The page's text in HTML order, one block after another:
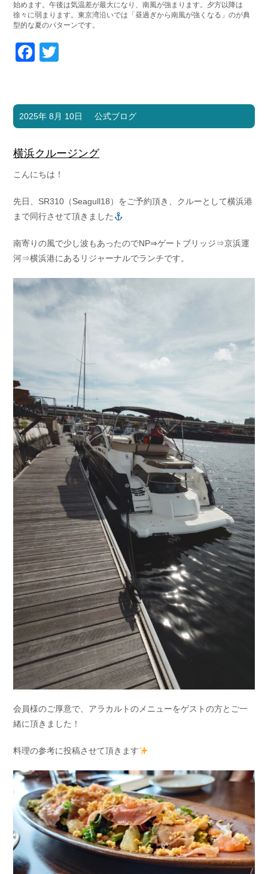
始めます。午後は気温差が最大になり、南風が強まります。夕方以降は
徐々に弱まります。東京湾沿いでは「昼過ぎから南風が強くなる」のが典
型的な夏のパターンです。
Facebook
2025年 8月 10日 公式ブログ
横浜クルージング
こんにちは！
先日、SR310（Seagull18）をご予約頂き、クルーとして横浜港
まで同行させて頂きました
南寄りの風で少し波もあったのでNP⇒ゲートブリッジ⇒京浜運
河⇒横浜港にあるリジャーナルでランチです。
会員様のご厚意で、アラカルトのメニューをゲストの方とご一
緒に頂きました！
料理の参考に投稿させて頂きます